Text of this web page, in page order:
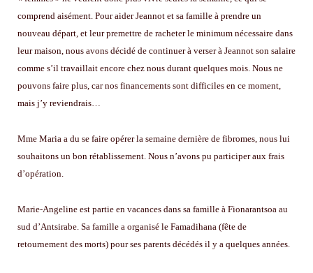
comprend aisément. Pour aider Jeannot et sa famille à prendre un
nouveau départ, et leur premettre de racheter le minimum nécessaire dans
leur maison, nous avons décidé de continuer à verser à Jeannot son salaire
comme s’il travaillait encore chez nous durant quelques mois. Nous ne
pouvons faire plus, car nos financements sont difficiles en ce moment,
mais j’y reviendrais…
Mme Maria a du se faire opérer la semaine dernière de fibromes, nous lui
souhaitons un bon rétablissement. Nous n’avons pu participer aux frais
d’opération.
Marie-Angeline est partie en vacances dans sa famille à Fionarantsoa au
sud d’Antsirabe. Sa famille a organisé le Famadihana (fête de
retournement des morts) pour ses parents décédés il y a quelques années.